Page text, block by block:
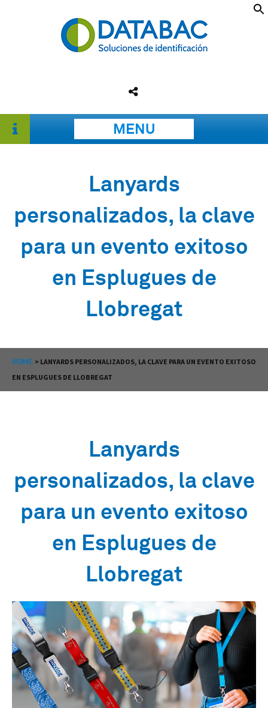
MENU
Lanyards
personalizados, la clave
para un evento exitoso
en Esplugues de
Llobregat
HOME > LANYARDS PERSONALIZADOS, LA CLAVE PARA UN EVENTO EXITOSO
EN ESPLUGUES DE LLOBREGAT
Lanyards
personalizados, la clave
para un evento exitoso
en Esplugues de
Llobregat